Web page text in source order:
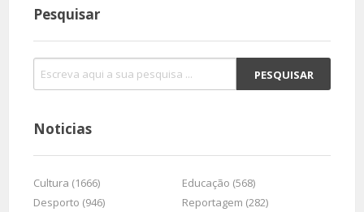
Pesquisar
Noticias
Cultura (1666)
Educação (568)
Desporto (946)
Reportagem (282)